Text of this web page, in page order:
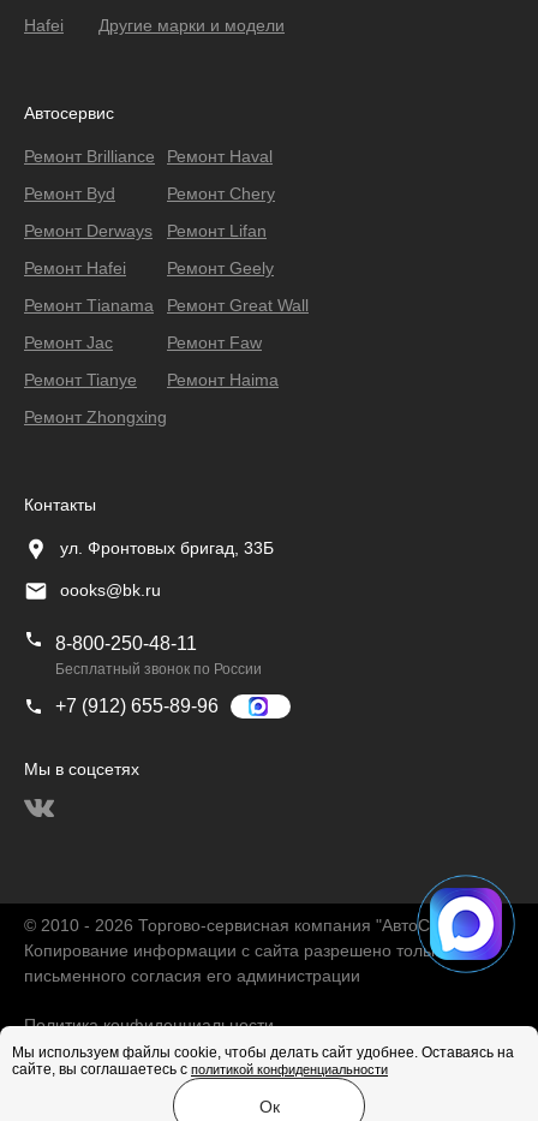
Hafei
Другие марки и модели
Автосервис
Ремонт Brilliance
Ремонт Byd
Ремонт Derways
Ремонт Hafei
Ремонт Тianama
Ремонт Jac
Ремонт Tianye
Ремонт Zhongxing
Ремонт Haval
Ремонт Chery
Ремонт Lifan
Ремонт Geely
Ремонт Great Wall
Ремонт Faw
Ремонт Haima
Контакты
ул. Фронтовых бригад, 33Б
oooks@bk.ru
8-800-250-48-11
Бесплатный звонок по России
+7 (912) 655-89-96
Мы в соцсетях
© 2010 - 2026 Торгово-сервисная компания "АвтоChina"
Копирование информации с сайта разрешено только с
письменного согласия его администрации
Политика конфиденциальности
Продвижение сайта
Мы используем файлы cookie, чтобы делать сайт удобнее. Оставаясь на
сайте, вы соглашаетесь с политикой конфиденциальности
Ок